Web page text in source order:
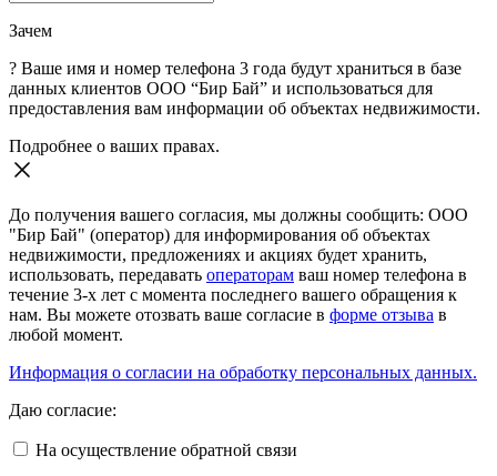
Зачем
? Ваше имя и номер телефона 3 года будут храниться в базе
данных клиентов ООО “Бир Бай” и использоваться для
предоставления вам информации об объектах недвижимости.
Подробнее о ваших правах.
До получения вашего согласия, мы должны сообщить: ООО
"Бир Бай" (оператор) для информирования об объектах
недвижимости, предложениях и акциях будет хранить,
использовать, передавать операторам ваш номер телефона в
течение 3-х лет с момента последнего вашего обращения к
нам. Вы можете отозвать ваше согласие в форме отзыва в
любой момент.
Информация о согласии на обработку персональных данных.
Даю согласие:
На осуществление обратной связи